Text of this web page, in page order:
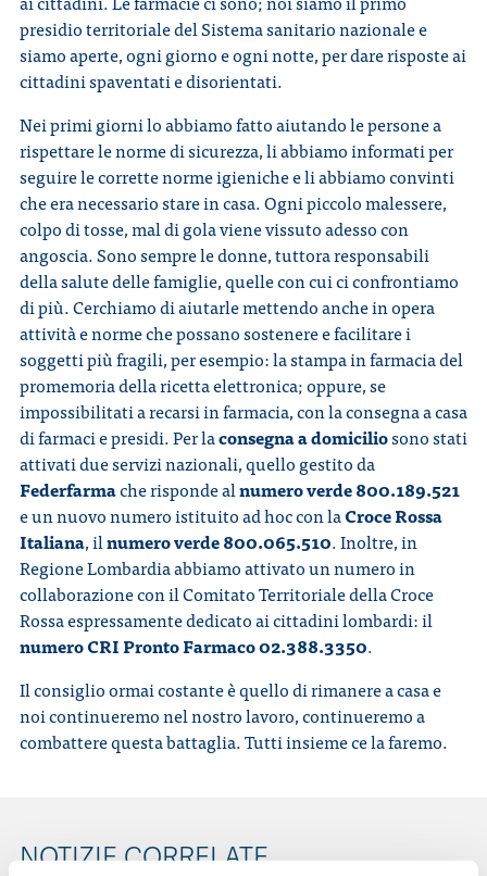
presidio territoriale del Sistema sanitario nazionale e
siamo aperte, ogni giorno e ogni notte, per dare risposte ai
cittadini spaventati e disorientati.
Nei primi giorni lo abbiamo fatto aiutando le persone a
rispettare le norme di sicurezza, li abbiamo informati per
seguire le corrette norme igieniche e li abbiamo convinti
che era necessario stare in casa. Ogni piccolo malessere,
colpo di tosse, mal di gola viene vissuto adesso con
angoscia. Sono sempre le donne, tuttora responsabili
della salute delle famiglie, quelle con cui ci confrontiamo
di più. Cerchiamo di aiutarle mettendo anche in opera
attività e norme che possano sostenere e facilitare i
soggetti più fragili, per esempio: la stampa in farmacia del
promemoria della ricetta elettronica; oppure, se
impossibilitati a recarsi in farmacia, con la consegna a casa
di farmaci e presidi. Per laconsegna a domiciliosono stati
attivati due servizi nazionali, quello gestito da
Federfarmache risponde alnumero verde 800.189.521
e un nuovo numero istituito ad hoc con laCroce Rossa
Italiana, ilnumero verde 800.065.510. Inoltre, in
Regione Lombardia abbiamo attivato un numero in
collaborazione con il Comitato Territoriale della Croce
Rossa espressamente dedicato ai cittadini lombardi: il
numero CRI Pronto Farmaco 02.388.3350.
Il consiglio ormai costante è quello di rimanere a casa e
noi continueremo nel nostro lavoro, continueremo a
combattere questa battaglia. Tutti insieme ce la faremo.
NOTIZIE CORRELATE